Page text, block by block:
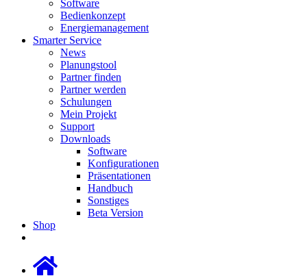
Software
Bedienkonzept
Energiemanagement
Smarter Service
News
Planungstool
Partner finden
Partner werden
Schulungen
Mein Projekt
Support
Downloads
Software
Konfigurationen
Präsentationen
Handbuch
Sonstiges
Beta Version
Shop